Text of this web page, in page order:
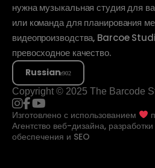
нужна музыкальная студия для
или команда для планирования
видеопроизводства, Barcoe
превосходное качество.
Russian
Copyright © 2025 The Barcode
Изготовлено с использованием
Агентство веб-дизайна,
обеспечения и SEO